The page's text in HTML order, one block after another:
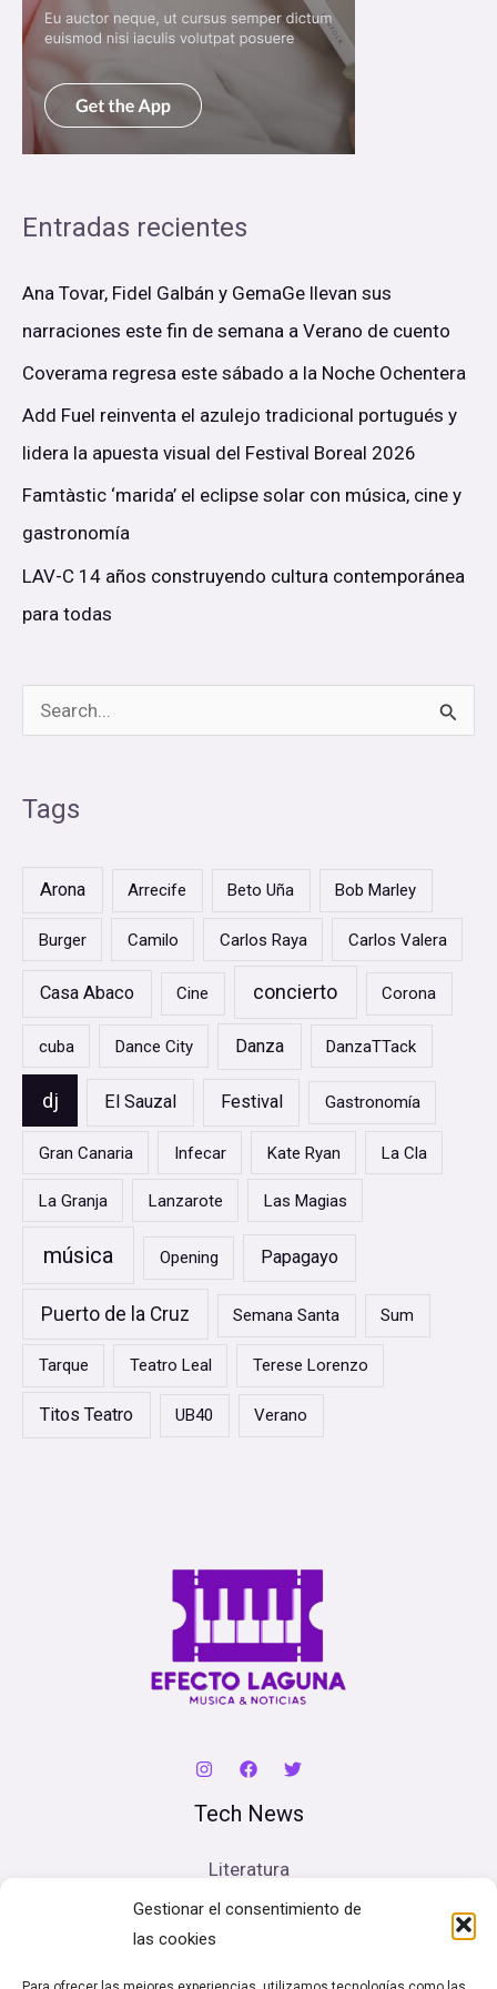
Gestionar el consentimiento de
las cookies
Entradas recientes
Ana Tovar, Fidel Galbán y GemaGe llevan sus
narraciones este fin de semana a Verano de cuento
Coverama regresa este sábado a la Noche Ochentera
Add Fuel reinventa el azulejo tradicional portugués y
lidera la apuesta visual del Festival Boreal 2026
Famtàstic ‘marida’ el eclipse solar con música, cine y
gastronomía
LAV-C 14 años construyendo cultura contemporánea
para todas
a
r
Tags
Arona Arrecife Beto Uña Bob Marley
Burger Camilo Carlos Raya Carlos Valera
Casa Abaco Cine concierto Corona
cuba Dance City Danza DanzaTTack
dj El Sauzal Festival Gastronomía
Gran Canaria Infecar Kate Ryan La Cla
La Granja Lanzarote Las Magias
música Opening Papagayo
Puerto de la Cruz Semana Santa Sum
Tarque Teatro Leal Terese Lorenzo
Titos Teatro UB40 Verano
Tech News
Literatura
Cine